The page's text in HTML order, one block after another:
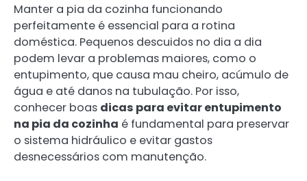
Manter a pia da cozinha funcionando
perfeitamente é essencial para a rotina
doméstica. Pequenos descuidos no dia a dia
podem levar a problemas maiores, como o
entupimento, que causa mau cheiro, acúmulo de
água e até danos na tubulação. Por isso,
conhecer boas dicas para evitar entupimento
na pia da cozinha é fundamental para preservar
o sistema hidráulico e evitar gastos
desnecessários com manutenção.